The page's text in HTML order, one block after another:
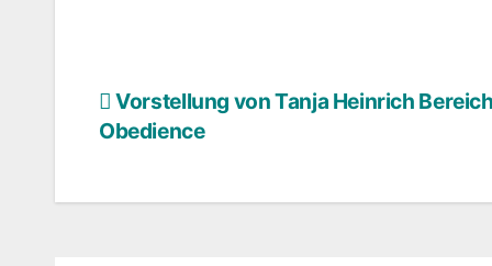
Beitragsnavigation
Vorstellung von Tanja Heinrich
Obedience